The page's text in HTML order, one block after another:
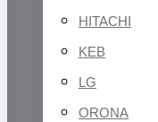
HITACHI
KEB
LG
ORONA